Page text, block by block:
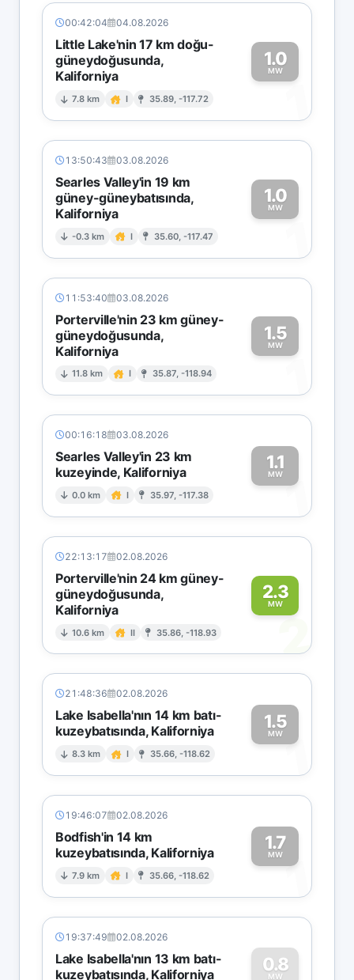
00:42:04 04.08.2026
Little Lake'nin 17 km doğu-
güneydoğusunda,
Kaliforniya
7.8 km I 35.89, -117.72
1.0
MW
1
13:50:43 03.08.2026
Searles Valley'in 19 km
güney-güneybatısında,
Kaliforniya
-0.3 km I 35.60, -117.47
1.0
MW
1
11:53:40 03.08.2026
Porterville'nin 23 km güney-
güneydoğusunda,
Kaliforniya
11.8 km I 35.87, -118.94
1.5
MW
1
00:16:18 03.08.2026
Searles Valley'in 23 km
kuzeyinde, Kaliforniya
0.0 km I 35.97, -117.38
1.1
MW1
22:13:17 02.08.2026
Porterville'nin 24 km güney-
güneydoğusunda,
Kaliforniya
10.6 km II 35.86, -118.93
2.3
MW
2
21:48:36 02.08.2026
Lake Isabella'nın 14 km batı-
kuzeybatısında, Kaliforniya
8.3 km I 35.66, -118.62
1.5
MW1
19:46:07 02.08.2026
Bodfish'in 14 km
kuzeybatısında, Kaliforniya
7.9 km I 35.66, -118.62
1.7
MW1
19:37:49 02.08.2026
Lake Isabella'nın 13 km batı-
kuzeybatısında, Kaliforniya
0.8
MW